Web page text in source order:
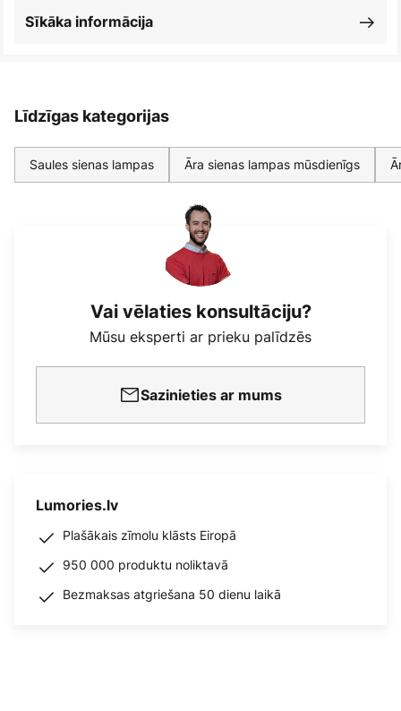
Sīkāka informācija
Līdzīgas kategorijas
Saules sienas lampas Āra sienas lampas mūsdienīgs
Vai vēlaties konsultāciju?
Mūsu eksperti ar prieku palīdzēs
Sazinieties ar mums
Lumories.lv
Plašākais zīmolu klāsts Eiropā
950 000 produktu noliktavā
Bezmaksas atgriešana 50 dienu laikā